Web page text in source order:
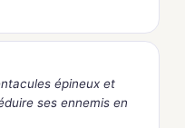
épineux et
ses ennemis en